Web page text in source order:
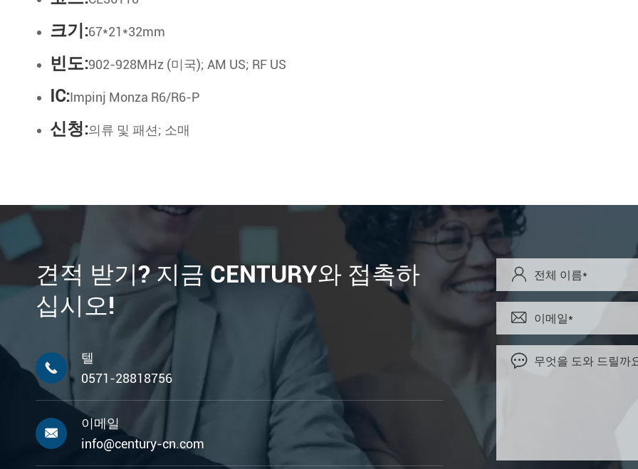
크기:67*21*32mm
빈도:902-928MHz (미국); AM US; RF US
IC:Impinj Monza R6/R6-P
신청:의류 및 패션; 소매
견적 받기? 지금 CENTURY와 접촉하
십시오!

텔
0571-28818756

이메일
info@century-cn.com


